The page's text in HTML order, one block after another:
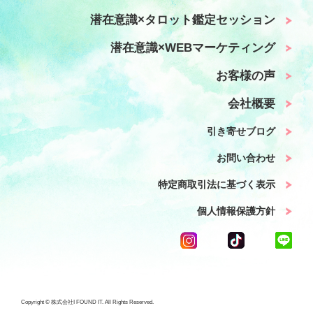
潜在意識×タロット鑑定セッション
潜在意識×WEBマーケティング
お客様の声
会社概要
引き寄せブログ
お問い合わせ
特定商取引法に基づく表示
個人情報保護方針
Copyright © 株式会社I FOUND IT. All Rights Reserved.